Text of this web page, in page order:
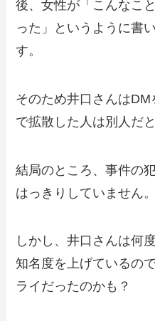
後、女性が「こんなこ
った」というように書
す。
そのため井口さんは
で拡散した人は別人だ
結局のところ、事件の
はっきりしていません。
しかし、井口さんは何
知名度を上げているの
ライだったのかも？